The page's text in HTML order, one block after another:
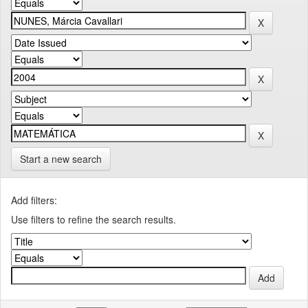
Start a new search
Add filters:
Use filters to refine the search results.